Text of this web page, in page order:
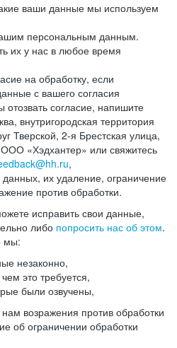
ваши данные мы используем
персональным данным.
их у нас в любое время
на обработку, если
с вашего согласия
отозвать согласие, напишите
внутригородская территория
Тверской, 2-я Брестская улица,
«Хэдхантер» или свяжитесь
,
их удаление, ограничение
против обработки.
исправить свои данные,
либо попросить нас об этом.
мы:
незаконно,
это требуется,
были озвучены,
возражения против обработки
об ограничении обработки